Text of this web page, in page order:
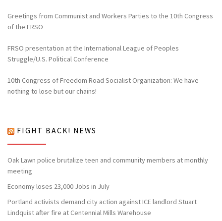
Greetings from Communist and Workers Parties to the 10th Congress
of the FRSO
FRSO presentation at the International League of Peoples
Struggle/U.S. Political Conference
10th Congress of Freedom Road Socialist Organization: We have
nothing to lose but our chains!
FIGHT BACK! NEWS
Oak Lawn police brutalize teen and community members at monthly
meeting
Economy loses 23,000 Jobs in July
Portland activists demand city action against ICE landlord Stuart
Lindquist after fire at Centennial Mills Warehouse